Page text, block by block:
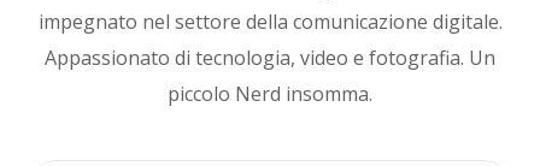
impegnato nel settore della comunicazione digitale.
Appassionato di tecnologia, video e fotografia. Un
piccolo Nerd insomma.